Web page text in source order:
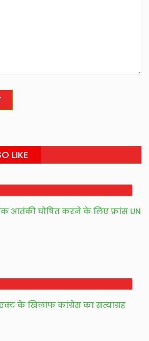
LIKE
आतंकी घोषित करने के लिए फ्रांस UN
के खिलाफ कांग्रेस का सत्याग्रह